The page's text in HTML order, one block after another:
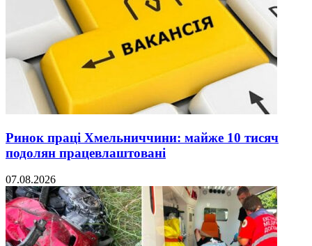
Ринок праці Хмельниччини: майже 10 тисяч
подолян працевлаштовані
07.08.2026